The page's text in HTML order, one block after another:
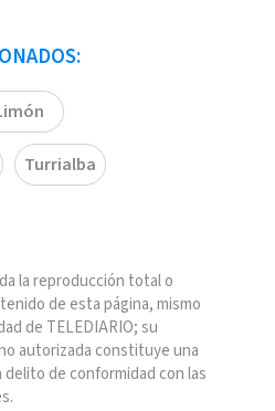
Turrialba
la reproducción total o
de esta página, mismo
de TELEDIARIO; su
autorizada constituye una
de conformidad con las